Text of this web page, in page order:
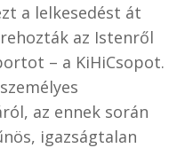
a lelkesedést át
az Istenről
– a KiHiCsopot.
az ennek során
igazságtalan